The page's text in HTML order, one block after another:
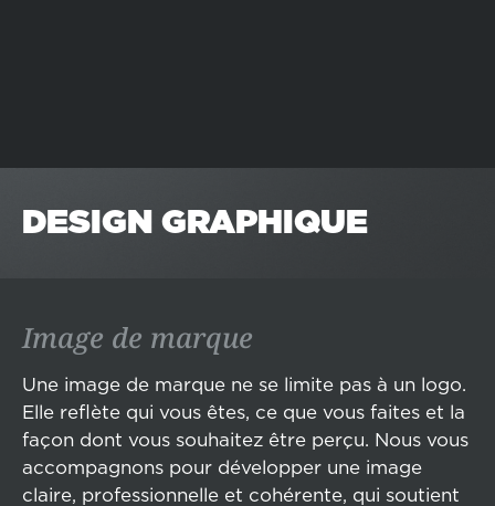
DESIGN GRAPHIQUE
Image de marque
Une image de marque ne se limite pas à un logo.
Elle reflète qui vous êtes, ce que vous faites et la
façon dont vous souhaitez être perçu. Nous vous
accompagnons pour développer une image
claire, professionnelle et cohérente, qui soutient